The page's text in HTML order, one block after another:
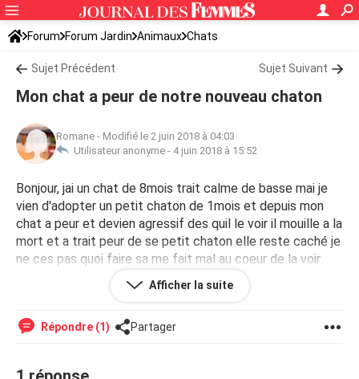
Forum Forum Jardin Animaux Chats
Sujet Précédent Sujet Suivant
Mon chat a peur de notre nouveau chaton
Romane - Modifié le 2 juin 2018 à 04:03
Utilisateur anonyme - 4 juin 2018 à 15:52
Bonjour, jai un chat de 8mois trait calme de basse mai je
vien d'adopter un petit chaton de 1mois et depuis mon
chat a peur et devien agressif des quil le voir il mouille a la
mort et a trait peur de se petit chaton elle reste caché je
ne ces pas quoi faire sa me fait mal au coeur de la voir
comsa comment faire pour la maître en confiance?
Afficher la suite
Répondre (1) Partager